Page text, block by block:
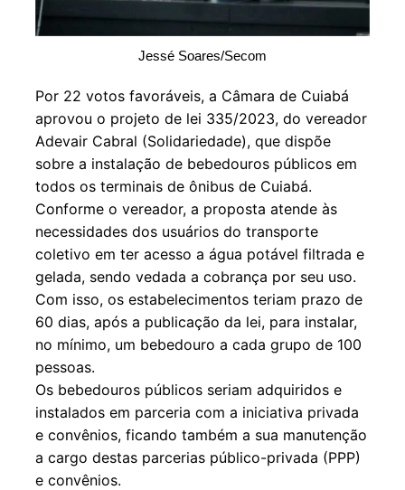
Jessé Soares/Secom
Por 22 votos favoráveis, a Câmara de Cuiabá
aprovou o projeto de lei 335/2023, do vereador
Adevair Cabral (Solidariedade), que dispõe
sobre a instalação de bebedouros públicos em
todos os terminais de ônibus de Cuiabá.
Conforme o vereador, a proposta atende às
necessidades dos usuários do transporte
coletivo em ter acesso a água potável filtrada e
gelada, sendo vedada a cobrança por seu uso.
Com isso, os estabelecimentos teriam prazo de
60 dias, após a publicação da lei, para instalar,
no mínimo, um bebedouro a cada grupo de 100
pessoas.
Os bebedouros públicos seriam adquiridos e
instalados em parceria com a iniciativa privada
e convênios, ficando também a sua manutenção
a cargo destas parcerias público-privada (PPP)
e convênios.